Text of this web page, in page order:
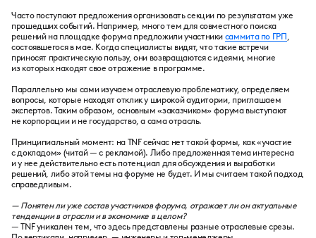
Часто поступают предложения организовать секции по результатам уже
прошедших событий. Например, много тем для совместного поиска
решений на площадке форума предложили участники саммита по ГРП ,
состоявшегося в мае. Когда специалисты видят, что такие встречи
приносят практическую пользу, они возвращаются с идеями, многие
из которых находят свое отражение в программе.
Параллельно мы сами изучаем отраслевую проблематику, определяем
вопросы, которые находят отклик у широкой аудитории, приглашаем
экспертов. Таким образом, основным «заказчиком» форума выступают
не корпорации и не государство, а сама отрасль.
Принципиальный момент: на TNF сейчас нет такой формы, как «участие
с докладом» (читай — с рекламой). Либо предложенная тема интересна
и у нее действительно есть потенциал для обсуждения и выработки
решений, либо этой темы на форуме не будет. И мы считаем такой подход
справедливым.
— Понятен ли уже состав участников форума, отражает ли он актуальные
тенденции в отрасли и в экономике в целом?
— TNF уникален тем, что здесь представлены разные отраслевые срезы.